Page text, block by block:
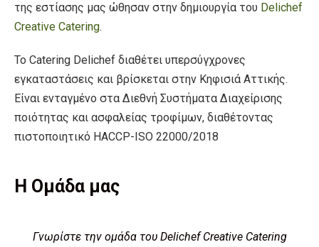
της εστίασης μας ώθησαν στην δημιουργία του Delichef
Creative Catering.
To Catering Delichef διαθέτει υπερσύγχρονες
εγκαταστάσεις και βρίσκεται στην Κηφισιά Αττικής.
Είναι ενταγμένο στα Διεθνή Συστήματα Διαχείρισης
ποιότητας και ασφαλείας τροφίμων, διαθέτοντας
πιστοποιητικό HACCP-ISO 22000/2018
Η Ομάδα μας
Γνωρίστε την ομάδα του Delichef Creative Catering